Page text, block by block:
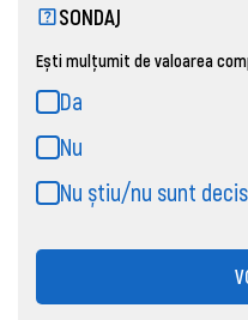
SONDAJ
Ești mulțumit de valoarea
Da
Nu
Nu știu/nu sunt decis